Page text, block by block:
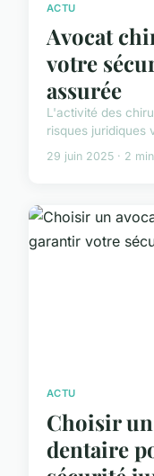
ACTU
Avocat
votre
assurée
L'activité des
risques juridiques
29 juin 2025 · 2 min
ACTU
Choisir
dentaire